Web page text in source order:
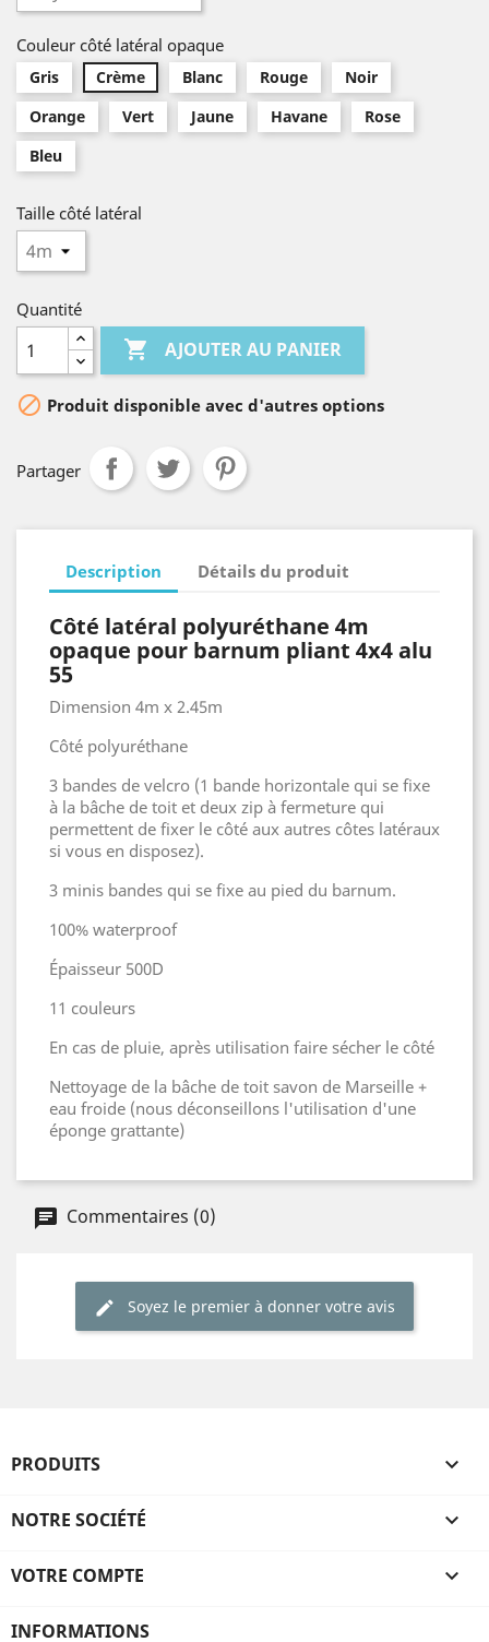
Couleur côté latéral opaque
Gris Crème Blanc Rouge
Noir
Orange
Vert Jaune Havane
Rose
Bleu
Taille côté latéral
Quantité
 AJOUTER AU PANIER
 Produit disponible avec d'autres options
Partager
Description Détails du produit
Côté latéral polyuréthane 4m
opaque pour barnum pliant 4x4 alu
55
Dimension 4m x 2.45m
Côté polyuréthane
3 bandes de velcro (1 bande horizontale qui se fixe
à la bâche de toit et deux zip à fermeture qui
permettent de fixer le côté aux autres côtes latéraux
si vous en disposez).
3 minis bandes qui se fixe au pied du barnum.
100% waterproof
Épaisseur 500D
11 couleurs
En cas de pluie, après utilisation faire sécher le côté
Nettoyage de la bâche de toit savon de Marseille +
eau froide (nous déconseillons l'utilisation d'une
éponge grattante)
Commentaires (0)
Soyez le premier à donner votre avis
PRODUITS 
NOTRE SOCIÉTÉ 
VOTRE COMPTE 
INFORMATIONS